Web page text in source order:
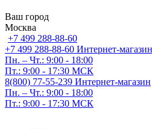
Ваш город
Москва
+7 499 288-88-60
+7 499 288-88-60 Интернет-магазин
Пн. – Чт.: 9:00 - 18:00
Пт.: 9:00 - 17:30 МСК
8(800) 77-55-239 Интернет-магазин
Пн. – Чт.: 9:00 - 18:00
Пт.: 9:00 - 17:30 МСК